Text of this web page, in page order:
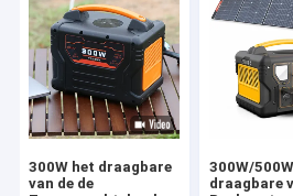
300W het draagbare
van de de
300W/
draagbare